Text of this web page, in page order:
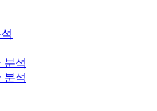
분석
분석